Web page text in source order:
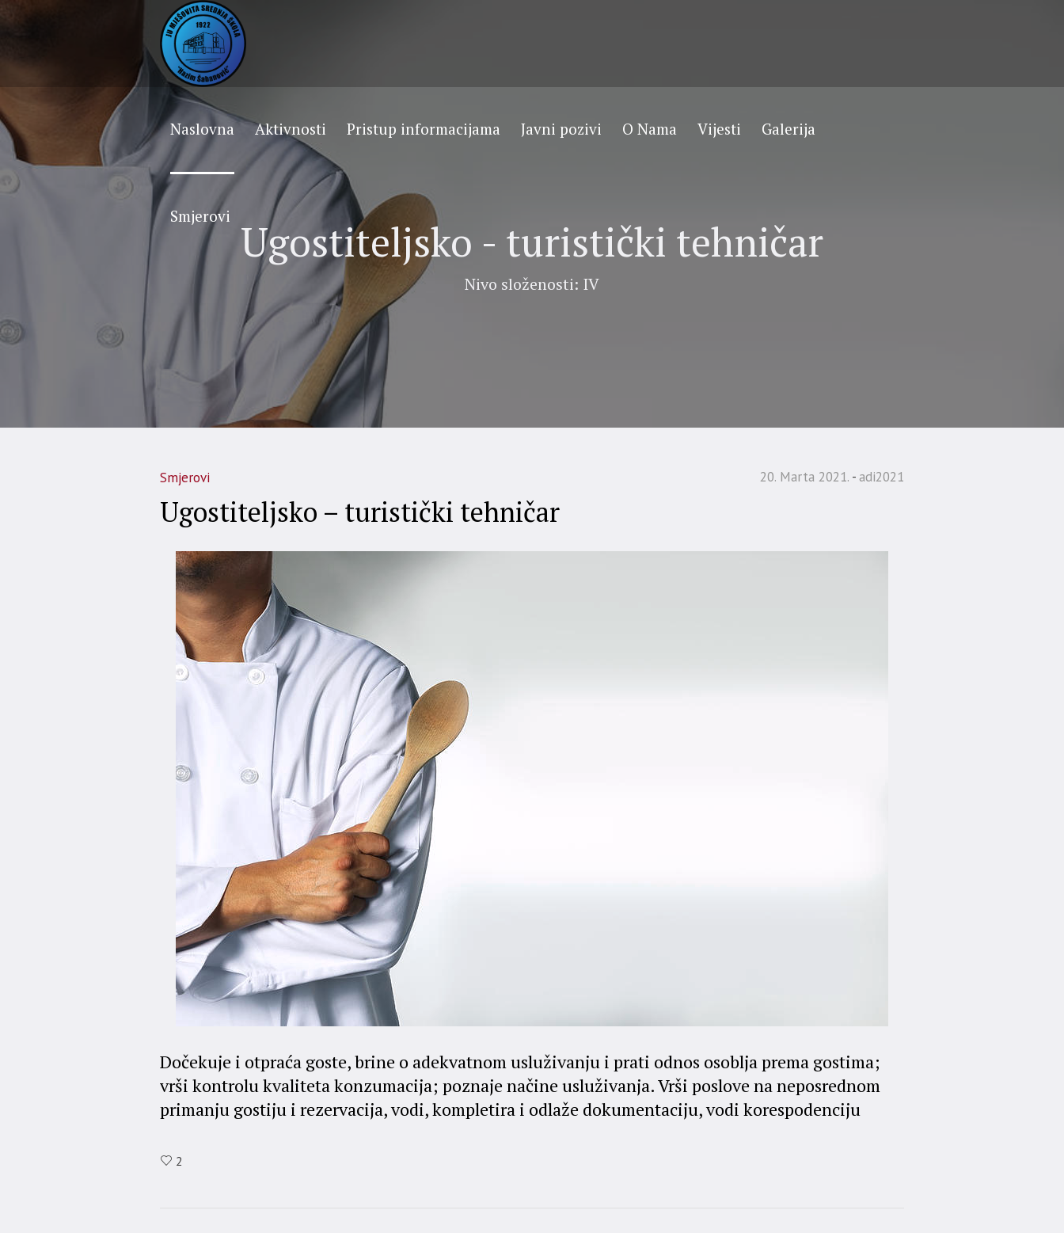
Naslovna Aktivnosti Pristup informacijama Javni pozivi O Nama Vijesti Galerija
Smjerovi Ugostiteljsko - turistički tehničar
Nivo složenosti: IV
20. Marta 2021. adi2021
Smjerovi
Ugostiteljsko – turistički tehničar
Dočekuje i otpraća goste, brine o adekvatnom usluživanju i prati odnos osoblja prema gostima;
vrši kontrolu kvaliteta konzumacija; poznaje načine usluživanja. Vrši poslove na neposrednom
primanju gostiju i rezervacija, vodi, kompletira i odlaže dokumentaciju, vodi korespodenciju
2